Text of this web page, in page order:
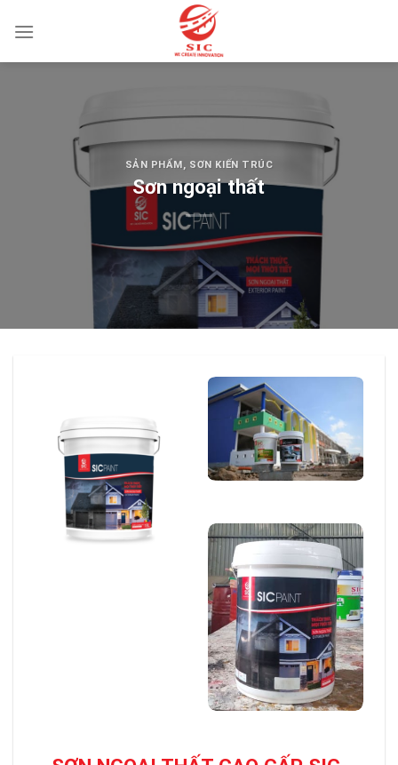
SẢN PHẨM, SƠN KIẾN TRÚC
Sơn ngoại thất